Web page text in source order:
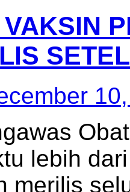
lebih
merilis